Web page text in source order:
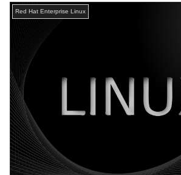
Red Hat Enterprise Linux